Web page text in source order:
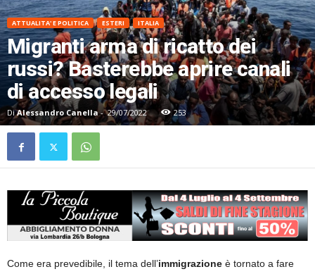
ATTUALITA' E POLITICA ESTERI ITALIA
Migranti arma di ricatto dei
russi? Basterebbe aprire canali
di accesso legali
Di Alessandro Canella- 29/07/2022 253
Come era prevedibile, il tema dell’immigrazione è tornato a fare